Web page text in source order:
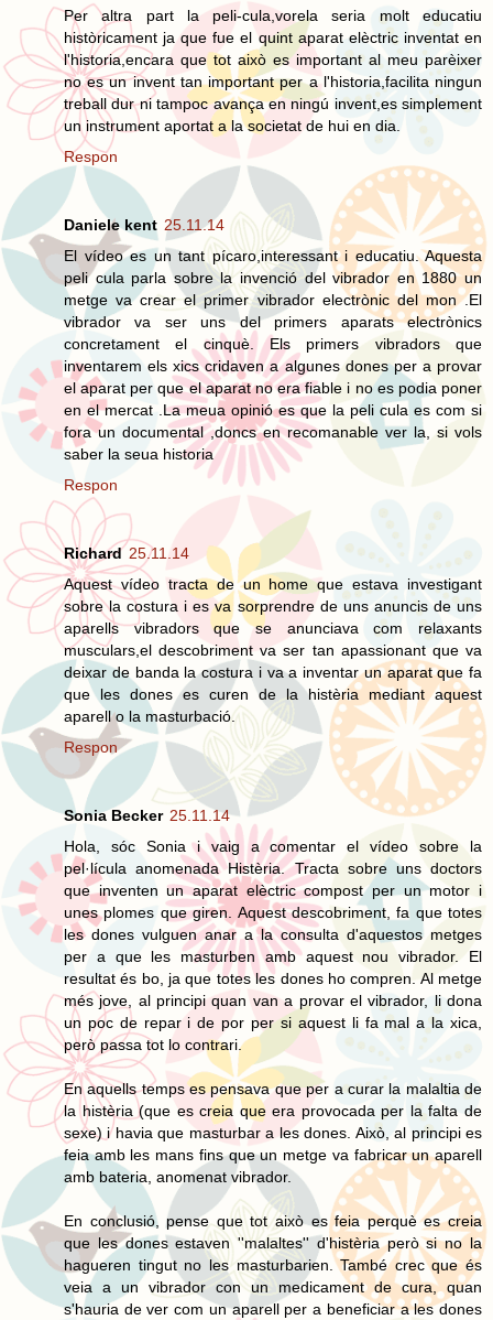
Per altra part la peli-cula,vorela seria molt educatiu
històricament ja que fue el quint aparat elèctric inventat en
l'historia,encara que tot això es important al meu parèixer
no es un invent tan important per a l'historia,facilita ningun
treball dur ni tampoc avança en ningú invent,es simplement
un instrument aportat a la societat de hui en dia.
Respon
Daniele kent 25.11.14
El vídeo es un tant pícaro,interessant i educatiu. Aquesta
peli cula parla sobre la invenció del vibrador en 1880 un
metge va crear el primer vibrador electrònic del mon .El
vibrador va ser uns del primers aparats electrònics
concretament el cinquè. Els primers vibradors que
inventarem els xics cridaven a algunes dones per a provar
el aparat per que el aparat no era fiable i no es podia poner
en el mercat .La meua opinió es que la peli cula es com si
fora un documental ,doncs en recomanable ver la, si vols
saber la seua historia
Respon
Richard 25.11.14
Aquest vídeo tracta de un home que estava investigant
sobre la costura i es va sorprendre de uns anuncis de uns
aparells vibradors que se anunciava com relaxants
musculars,el descobriment va ser tan apassionant que va
deixar de banda la costura i va a inventar un aparat que fa
que les dones es curen de la histèria mediant aquest
aparell o la masturbació.
Respon
Sonia Becker 25.11.14
Hola, sóc Sonia i vaig a comentar el vídeo sobre la
pel·lícula anomenada Histèria. Tracta sobre uns doctors
que inventen un aparat elèctric compost per un motor i
unes plomes que giren. Aquest descobriment, fa que totes
les dones vulguen anar a la consulta d'aquestos metges
per a que les masturben amb aquest nou vibrador. El
resultat és bo, ja que totes les dones ho compren. Al metge
més jove, al principi quan van a provar el vibrador, li dona
un poc de repar i de por per si aquest li fa mal a la xica,
però passa tot lo contrari.
En aquells temps es pensava que per a curar la malaltia de
la histèria (que es creia que era provocada per la falta de
sexe) i havia que masturbar a les dones. Això, al principi es
feia amb les mans fins que un metge va fabricar un aparell
amb bateria, anomenat vibrador.
En conclusió, pense que tot això es feia perquè es creia
que les dones estaven ''malaltes'' d'histèria però si no la
hagueren tingut no les masturbarien. També crec que és
veia a un vibrador con un medicament de cura, quan
s'hauria de ver com un aparell per a beneficiar a les dones